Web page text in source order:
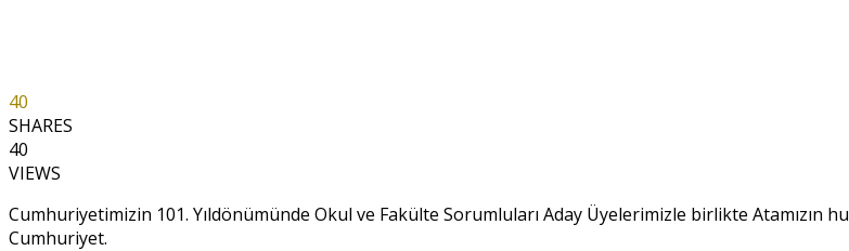
40
SHARES
40
VIEWS
Cumhuriyetimizin 101. Yıldönümünde Okul ve Fakülte Sorumluları Aday Üyelerimizle birlikte Atamızın
Cumhuriyet.